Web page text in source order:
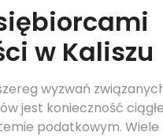
w Kaliszu
wyzwań
jest konieczność
podatkowym. Wiele